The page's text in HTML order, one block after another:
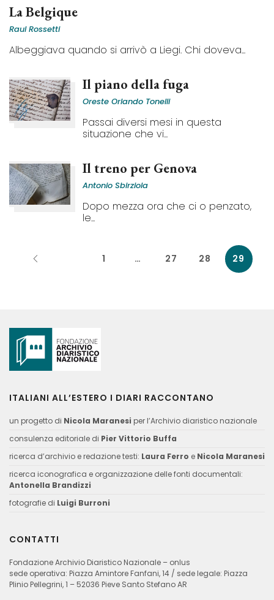
La Belgique
Raul Rossetti
Albeggiava quando si arrivò a Liegi. Chi doveva...
Il piano della fuga
Oreste Orlando Tonelli
Passai diversi mesi in questa
situazione che vi...
Il treno per Genova
Antonio Sbirziola
Dopo mezza ora che ci o penzato,
le...
1 … 27 28 29
ITALIANI ALL’ESTERO I DIARI RACCONTANO
un progetto di Nicola Maranesi per l’Archivio diaristico nazionale
consulenza editoriale di Pier Vittorio Buffa
ricerca d’archivio e redazione testi: Laura Ferro e Nicola Maranesi
ricerca iconografica e organizzazione delle fonti documentali:
Antonella Brandizzi
fotografie di Luigi Burroni
CONTATTI
Fondazione Archivio Diaristico Nazionale – onlus
sede operativa: Piazza Amintore Fanfani, 14 / sede legale: Piazza
Plinio Pellegrini, 1 – 52036 Pieve Santo Stefano AR